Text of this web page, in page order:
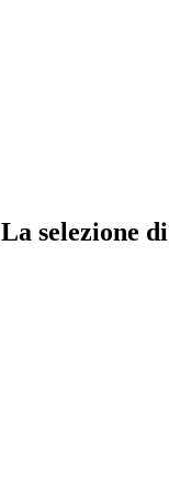
La selezione